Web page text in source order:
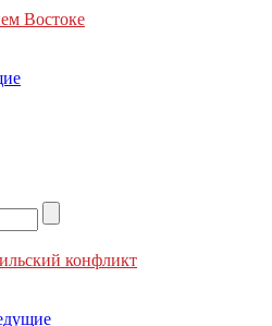
Востоке
конфликт